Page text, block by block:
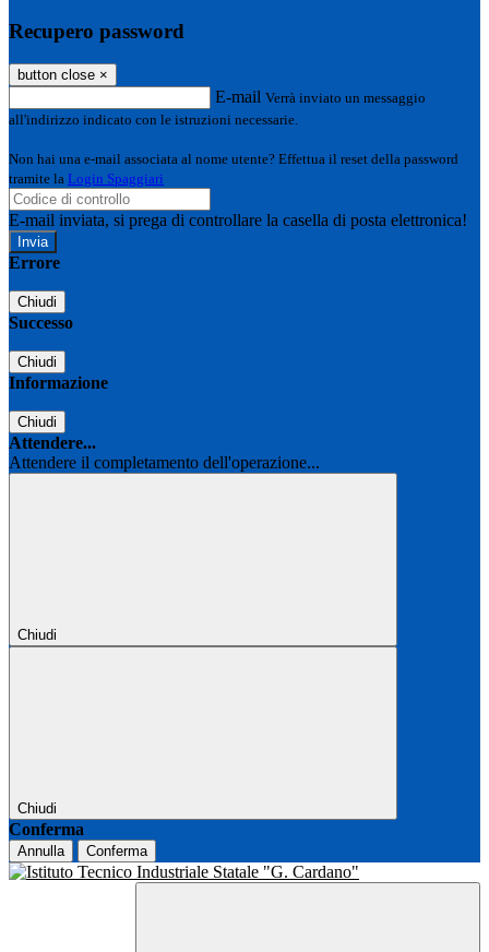
Recupero password
button close ×
E-mail Verrà inviato un messaggio
all'indirizzo indicato con le istruzioni necessarie.
Non hai una e-mail associata al nome utente? Effettua il reset della password
tramite la Login Spaggiari
E-mail inviata, si prega di controllare la casella di posta elettronica!
Errore
Chiudi
Successo
Chiudi
Informazione
Chiudi
Attendere...
Attendere il completamento dell'operazione...
Chiudi
Chiudi
Conferma
Annulla Conferma